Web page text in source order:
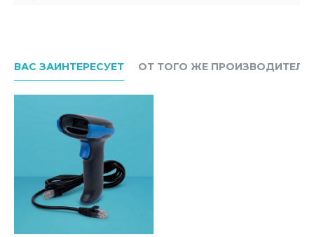
ВАС ЗАИНТЕРЕСУЕТ ОТ ТОГО ЖЕ ПРОИЗВОДИТЕЛЯ